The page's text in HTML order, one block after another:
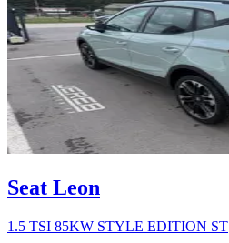
Seat Leon
1.5 TSI 85KW STYLE EDITION ST